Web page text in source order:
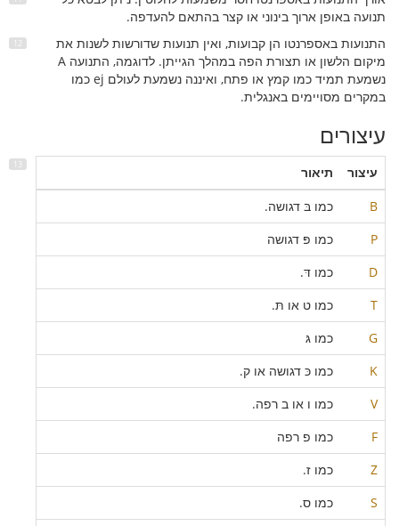
תנועה באופן ארוך בינוני או קצר בהתאם להעדפה.
התנועות באספרנטו הן קבועות, ואין תנועות שדורשות לשנות את
מיקום הלשון או תצורת הפה במהלך הגייתן. לדוגמה, התנועה A
נשמעת תמיד כמו קמץ או פתח, ואיננה נשמעת לעולם ej כמו
במקרים מסויימים באנגלית.
עיצורים
עיצור
תיאור
B
כמו בּ דגושה.
P
כמו פּ דגושה
D
כמו דּ.
T
כמו ט או תּ.
G
כמו גּ
K
כמו כּ דגושה או ק.
V
כמו ו או ב רפה.
F
כמו פ רפה
Z
כמו ז.
S
כמו ס.